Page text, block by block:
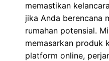
memastikan
jika Anda berencana
rumahan potensial.
memasarkan produk
platform online,